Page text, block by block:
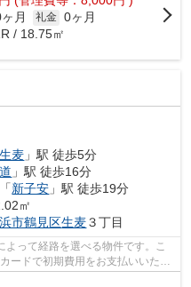
月 礼金 0ヶ月
/ 18.75㎡
生麦 」駅 徒歩5分
」駅 徒歩16分
「新子安 」駅 徒歩19分
㎡
市鶴見区生麦３丁目
って経路を選べる物件です。こ
ードで初期費用をお支払いいただ